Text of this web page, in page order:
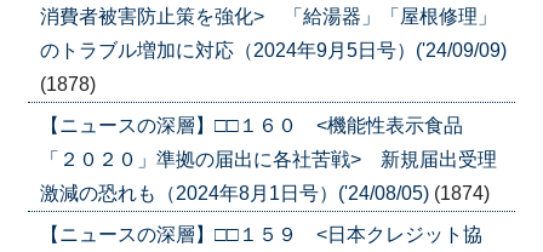
消費者被害防止策を強化> 「給湯器」「屋根修理」
のトラブル増加に対応（2024年9月5日号）('24/09/09)
(1878)
【ニュースの深層】□□１６０ <機能性表示食品
「２０２０」準拠の届出に各社苦戦> 新規届出受理
激減の恐れも（2024年8月1日号）('24/08/05) (1874)
【ニュースの深層】□□１５９ <日本クレジット協